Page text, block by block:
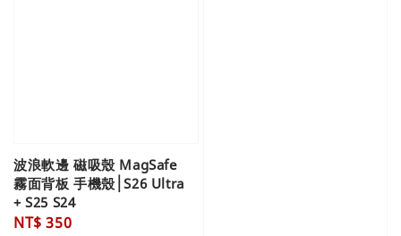
波浪軟邊 磁吸殼 MagSafe
霧面背板 手機殼│S26 Ultra
+ S25 S24
Regular
NT$ 350